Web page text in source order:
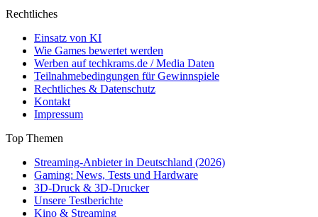
Rechtliches
Einsatz von KI
Wie Games bewertet werden
Werben auf techkrams.de / Media Daten
Teilnahmebedingungen für Gewinnspiele
Rechtliches & Datenschutz
Kontakt
Impressum
Top Themen
Streaming-Anbieter in Deutschland (2026)
Gaming: News, Tests und Hardware
3D-Druck & 3D-Drucker
Unsere Testberichte
Kino & Streaming